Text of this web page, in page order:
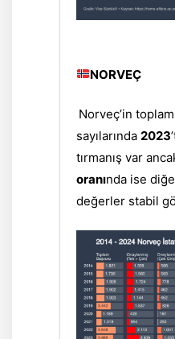
NORVEÇ
Norveç’in
sayılarında 2023
tırmanış var
oranında ise
değerler stabil